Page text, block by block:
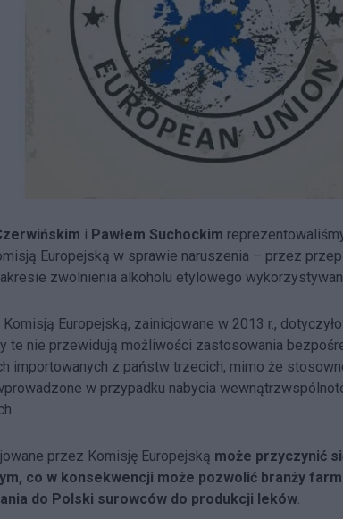
i Pawłem Suchockim
Europejską w sprawie naruszenia – przez
zwolnienia alkoholu etylowego
Europejską, zainicjowane w 2013 r.,
te nie przewidują możliwości zastosowania
importowanych z państw trzecich, mimo że
w przypadku nabycia
przez Komisję Europejską może przyczynić
co w konsekwencji może pozwolić branży
do Polski surowców do produkcji leków.